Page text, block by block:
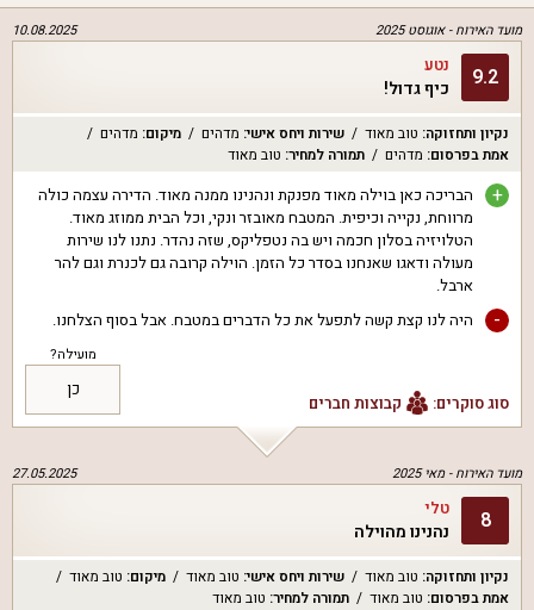
מועד האירוח -אוגוסט 2025 10.08.2025
9.2 נטע
כיף גדול!
נקיון ותחזוקה: טוב מאוד שירות ויחס אישי: מדהים מיקום: מדהים
אמת בפרסום: מדהים תמורה למחיר: טוב מאוד
+
הבריכה כאן בוילה מאוד מפנקת ונהנינו ממנה מאוד. הדירה עצמה כולה
מרווחת, נקייה וכיפית. המטבח מאובזר ונקי, וכל הבית ממוזג מאוד.
הטלויזיה בסלון חכמה ויש בה נטפליקס, שזה נהדר. נתנו לנו שירות
מעולה ודאגו שאנחנו בסדר כל הזמן. הוילה קרובה גם לכנרת וגם להר
ארבל.
- היה לנו קצת קשה לתפעל את כל הדברים במטבח. אבל בסוף הצלחנו.
סוג סוקרים: קבוצות חברים
מועילה?
כן
מועד האירוח -מאי 2025 27.05.2025
8 טלי
נהנינו מהוילה
נקיון ותחזוקה: טוב מאוד שירות ויחס אישי: טוב מאוד מיקום: טוב מאוד
אמת בפרסום: טוב מאוד תמורה למחיר: טוב מאוד